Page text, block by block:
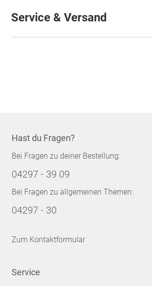
Service & Versand
Hast du Fragen?
Bei Fragen zu deiner Bestellung:
04297 - 39 09
Bei Fragen zu allgemeinen Themen:
04297 - 30
Zum Kontaktformular
Service